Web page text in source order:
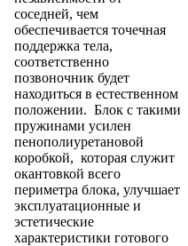
соседней, чем
обеспечивается точечная
поддержка тела,
соответственно
позвоночник будет
находиться в естественном
положении. Блок с такими
пружинами усилен
пенополиуретановой
коробкой, которая служит
окантовкой всего
периметра блока, улучшает
эксплуатационные и
эстетические
характеристики готового